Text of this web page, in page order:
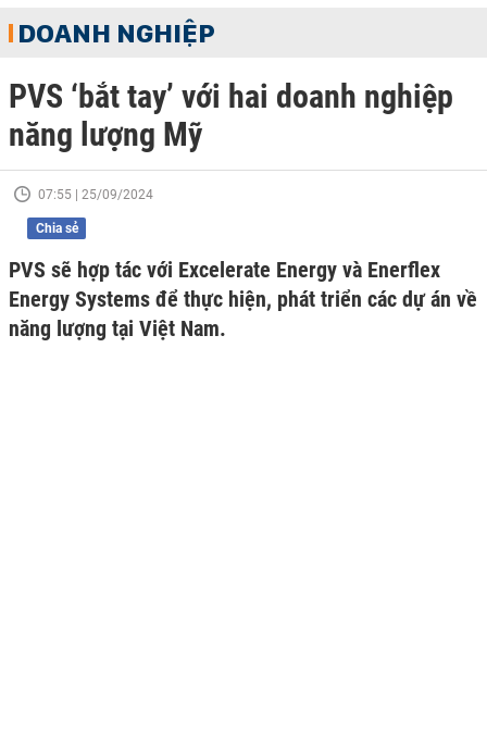
DOANH NGHIỆP
PVS ‘bắt tay’ với hai doanh nghiệp
năng lượng Mỹ
07:55 | 25/09/2024
Chia sẻ
PVS sẽ hợp tác với Excelerate Energy và Enerflex
Energy Systems để thực hiện, phát triển các dự án về
năng lượng tại Việt Nam.